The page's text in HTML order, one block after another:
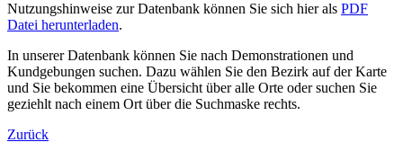
Nutzungshinweise zur Datenbank können Sie sich hier als PDF
Datei herunterladen.
In unserer Datenbank können Sie nach Demonstrationen und
Kundgebungen suchen. Dazu wählen Sie den Bezirk auf der Karte
und Sie bekommen eine Übersicht über alle Orte oder suchen Sie
geziehlt nach einem Ort über die Suchmaske rechts.
Zurück